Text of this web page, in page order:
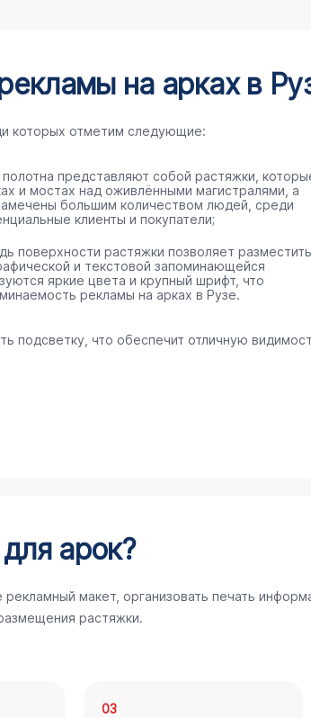
на арках в
которых отметим следующие:
представляют собой растяжки,
и мостах над оживлёнными магистралями, а
большим количеством людей, среди
клиенты и покупатели;
поверхности растяжки позволяет разместить
и текстовой запоминающейся
яркие цвета и крупный шрифт, что
рекламы на арках в Рузе.
подсветку, что обеспечит отличную
арок?
макет, организовать печать
растяжки.
03